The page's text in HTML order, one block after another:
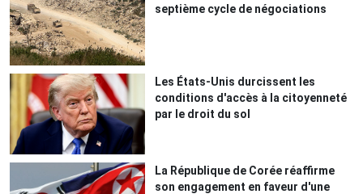
septième cycle de négociations
Les États-Unis durcissent les
conditions d'accès à la citoyenneté
par le droit du sol
La République de Corée réaffirme
son engagement en faveur d'une